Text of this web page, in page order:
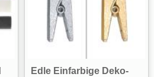
Edle Einfarbige Deko-